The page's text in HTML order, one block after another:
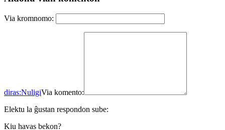
Via kromnomo:
diras:NuligiVia komento:
Elektu la ĝustan respondon sube:
Kiu havas bekon?